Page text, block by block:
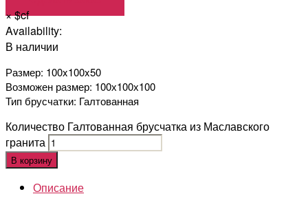
×$cf
Availability:
В наличии
Размер: 100x100x50
Возможен размер: 100х100х100
Тип брусчатки: Галтованная
Количество Галтованная брусчатка из Маславского
гранита
В корзину
Описание